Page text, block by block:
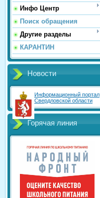
Инфо Центр
Поиск обращения
Другие разделы
КАРАНТИН
Новости
Информационный портал
Свердловской области
Горячая линия